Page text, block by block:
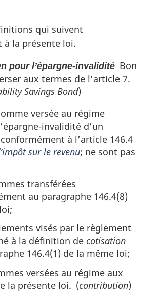
qui suivent
à la présente loi.
pour l’épargne-invalidité Bon
aux termes de l’article 7.
Savings Bond)
versée au régime
invalidité d’un
à l’article 146.4
sur le revenu; ne sont pas
transférées
au paragraphe 146.4(8)
visés par le règlement
à la définition de cotisation
146.4(1) de la même loi;
versées au régime aux
la présente loi. (contribution)